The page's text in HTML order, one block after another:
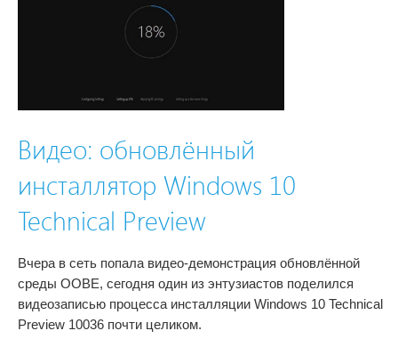
Видео: обновлённый
инсталлятор Windows 10
Technical Preview
Вчера в сеть попала видео-демонстрация обновлённой
среды OOBE, сегодня один из энтузиастов поделился
видеозаписью процесса инсталляции Windows 10 Technical
Preview 10036 почти целиком.